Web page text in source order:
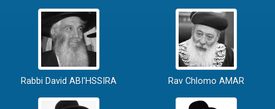
Rabbi David ABI'HSSIRA Rav Chlomo AMAR